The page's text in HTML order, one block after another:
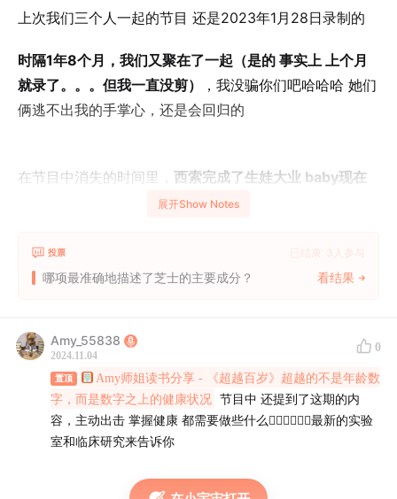
上次我们三个人一起的节目 还是2023年1月28日录制的
时隔1年8个月，我们又聚在了一起（是的 事实上 上个月
就录了。。。但我一直没剪）
，我没骗你们吧哈哈哈 她们
俩逃不出我的手掌心，还是会回归的
在节目中消失的时间里， 西索完成了生娃大业 baby现在
努力事业 升职加薪
生活中多了这些可以mark的高光时刻，但她们好像也还没
00:01:36 西索“冷酷”生娃，生产前后小困扰，重拾“爱健身
的西索” title，老天爷的亲闺女 谁也别想阻拦她
从在欧洲时候鄙视健身 到半年前变身
展开Show Notes
投票 已结束 3 人参与
哪项最准确地描述了芝士的主要成分？ 看结果
Amy_55838
2024.11.04
0
置顶
Amy师姐读书分享 - 《超越百岁》超越的不是年龄数
字，而是数字之上的健康状况 节目中 还提到了这期的内
容，主动出击 掌握健康 都需要做些什么🧘‍♀️🧘‍♀️🧘‍♀️最新的实验
室和临床研究来告诉你